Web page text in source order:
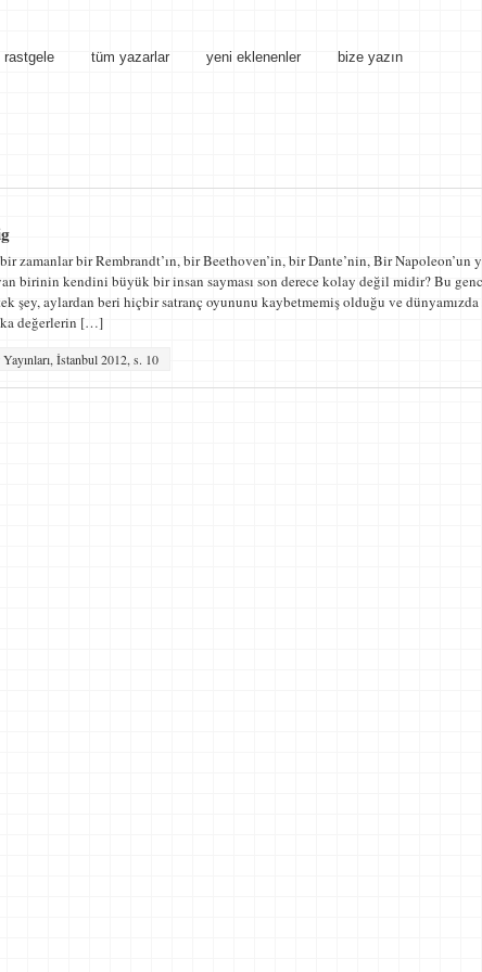
rastgele tüm yazarlar yeni eklenenler bize yazın
zamanlar bir Rembrandt’ın, bir Beethoven’in, bir Dante’nin, Bir Napoleon’un
birinin kendini büyük bir insan sayması son derece kolay değil midir? Bu
şey, aylardan beri hiçbir satranç oyununu kaybetmemiş olduğu ve dünyamızda
değerlerin […]
İstanbul 2012, s. 10